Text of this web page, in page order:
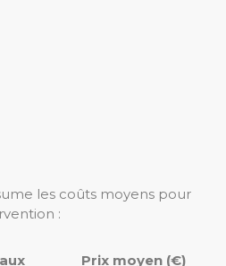
les coûts moyens pour
:
Prix moyen (€)